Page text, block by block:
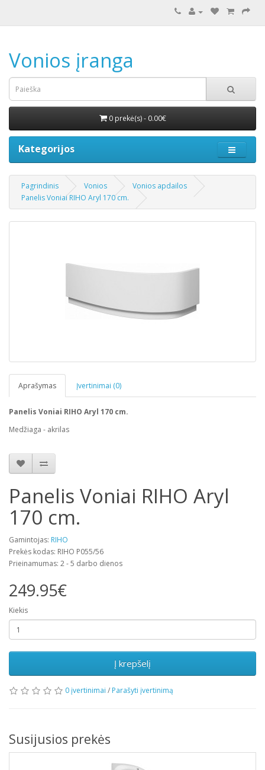
Vonios įranga
0 prekė(s) - 0.00€
Kategorijos
Pagrindinis Vonios
Vonios apdailos
Panelis Voniai RIHO Aryl 170 cm.
Aprašymas Įvertinimai (0)
Panelis Voniai RIHO Aryl 170 cm.
Medžiaga - akrilas
Panelis Voniai RIHO Aryl
170 cm.
Gamintojas: RIHO
Prekės kodas: RIHO P055/56
Prieinamumas: 2 - 5 darbo dienos
249.95€
Kiekis
Į krepšelį
0 įvertinimai / Parašyti įvertinimą
Susijusios prekės